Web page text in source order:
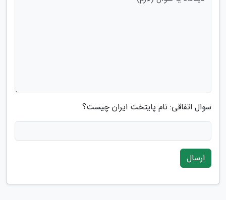
سوال اتفاقی: نام پایتخت ایران چیست؟
ارسال